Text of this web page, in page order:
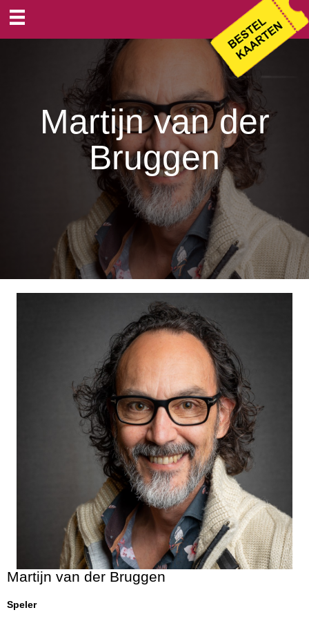
Martijn van der
Bruggen
Martijn van der Bruggen
Speler